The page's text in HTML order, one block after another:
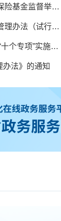
河南省人力资源和社会保障厅 河南省财政厅关于印发《河南省社会保险基金监督举报奖励暂行办法实施细则（试行）》的通知
新乡市人力资源和社会保障局 关于印发《新乡市民办职业培训学校管理办法（试行）》的通知（新人社〔2024〕53号）
新乡市人力资源和社会保障局 关于印发《开展促进农民工就业创业 “十个专项”实施方案》的通知
法》的通知